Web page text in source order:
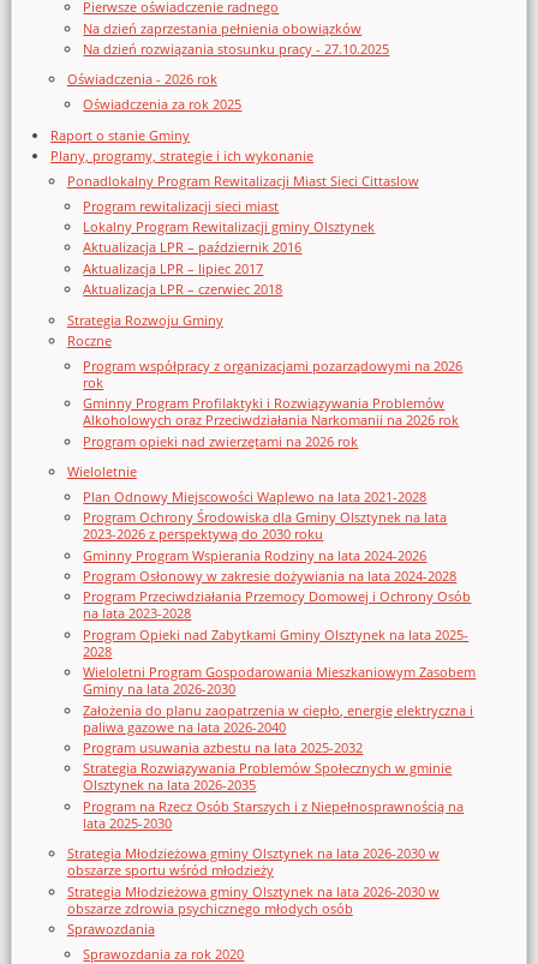
Pierwsze oświadczenie radnego
Na dzień zaprzestania pełnienia obowiązków
Na dzień rozwiązania stosunku pracy - 27.10.2025
Oświadczenia - 2026 rok
Oświadczenia za rok 2025
Raport o stanie Gminy
Plany, programy, strategie i ich wykonanie
Ponadlokalny Program Rewitalizacji Miast Sieci Cittaslow
Program rewitalizacji sieci miast
Lokalny Program Rewitalizacji gminy Olsztynek
Aktualizacja LPR – październik 2016
Aktualizacja LPR – lipiec 2017
Aktualizacja LPR – czerwiec 2018
Strategia Rozwoju Gminy
Roczne
Program współpracy z organizacjami pozarządowymi na 2026
rok
Gminny Program Profilaktyki i Rozwiązywania Problemów
Alkoholowych oraz Przeciwdziałania Narkomanii na 2026 rok
Program opieki nad zwierzętami na 2026 rok
Wieloletnie
Plan Odnowy Miejscowości Waplewo na lata 2021-2028
Program Ochrony Środowiska dla Gminy Olsztynek na lata
2023-2026 z perspektywą do 2030 roku
Gminny Program Wspierania Rodziny na lata 2024-2026
Program Osłonowy w zakresie dożywiania na lata 2024-2028
Program Przeciwdziałania Przemocy Domowej i Ochrony Osób
na lata 2023-2028
Program Opieki nad Zabytkami Gminy Olsztynek na lata 2025-
2028
Wieloletni Program Gospodarowania Mieszkaniowym Zasobem
Gminy na lata 2026-2030
Założenia do planu zaopatrzenia w ciepło, energię elektryczna i
paliwa gazowe na lata 2026-2040
Program usuwania azbestu na lata 2025-2032
Strategia Rozwiązywania Problemów Społecznych w gminie
Olsztynek na lata 2026-2035
Program na Rzecz Osób Starszych i z Niepełnosprawnością na
lata 2025-2030
Strategia Młodzieżowa gminy Olsztynek na lata 2026-2030 w
obszarze sportu wśród młodzieży
Strategia Młodzieżowa gminy Olsztynek na lata 2026-2030 w
obszarze zdrowia psychicznego młodych osób
Sprawozdania
Sprawozdania za rok 2020